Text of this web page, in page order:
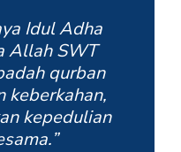
Idul Adha
Allah SWT
qurban
keberkahan,
kepedulian